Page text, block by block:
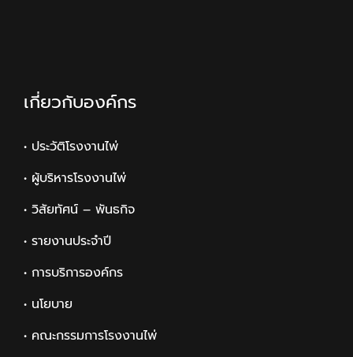
เกี่ยวกับองค์กร
• ประวัติโรงงานไพ่
• ผู้บริหารโรงงานไพ่
• วิสัยทัศน์ – พันธกิจ
• รายงานประจำปี
• การบริการองค์กร
• นโยบาย
• คณะกรรมการโรงงานไพ่